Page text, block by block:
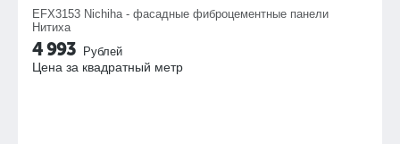
EFX3153 Nichiha - фасадные фиброцементные панели
Нитиха
4 993 Рублей
Цена за квадратный метр